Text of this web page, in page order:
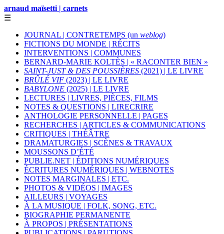
arnaud maïsetti | carnets
☰
JOURNAL | CONTRETEMPS (un weblog)
FICTIONS DU MONDE | RÉCITS
INTERVENTIONS | COMMUNES
BERNARD-MARIE KOLTÈS | « RACONTER BIEN »
SAINT-JUST & DES POUSSIÈRES (2021) | LE LIVRE
BRÛLÉ VIF (2023) | LE LIVRE
BABYLONE (2025) | LE LIVRE
LECTURES | LIVRES, PIÈCES, FILMS
NOTES & QUESTIONS | LIRECRIRE
ANTHOLOGIE PERSONNELLE | PAGES
RECHERCHES | ARTICLES & COMMUNICATIONS
CRITIQUES | THÉÂTRE
DRAMATURGIES | SCÈNES & TRAVAUX
MOUSSONS D’ÉTÉ
PUBLIE.NET | ÉDITIONS NUMÉRIQUES
ÉCRITURES NUMÉRIQUES | WEBNOTES
NOTES MARGINALES | ETC.
PHOTOS & VIDÉOS | IMAGES
AILLEURS | VOYAGES
À LA MUSIQUE | FOLK, SONG, ETC.
BIOGRAPHIE PERMANENTE
À PROPOS | PRÉSENTATIONS